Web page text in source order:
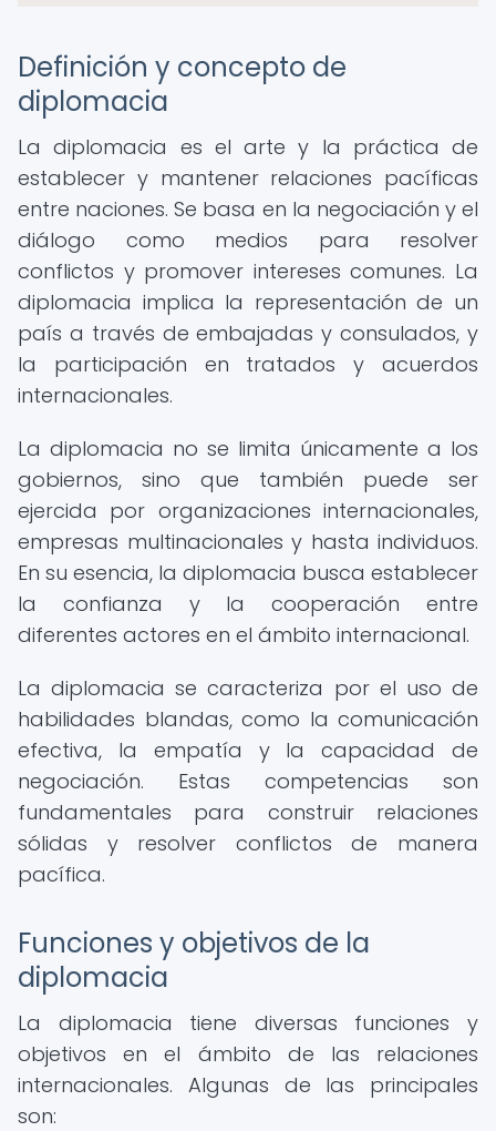
Definición y concepto de
diplomacia
La diplomacia es el arte y la práctica de
establecer y mantener relaciones pacíficas
entre naciones. Se basa en la negociación y el
diálogo como medios para resolver
conflictos y promover intereses comunes. La
diplomacia implica la representación de un
país a través de embajadas y consulados, y
la participación en tratados y acuerdos
internacionales.
La diplomacia no se limita únicamente a los
gobiernos, sino que también puede ser
ejercida por organizaciones internacionales,
empresas multinacionales y hasta individuos.
En su esencia, la diplomacia busca establecer
la confianza y la cooperación entre
diferentes actores en el ámbito internacional.
La diplomacia se caracteriza por el uso de
habilidades blandas, como la comunicación
efectiva, la empatía y la capacidad de
negociación. Estas competencias son
fundamentales para construir relaciones
sólidas y resolver conflictos de manera
pacífica.
Funciones y objetivos de la
diplomacia
La diplomacia tiene diversas funciones y
objetivos en el ámbito de las relaciones
internacionales. Algunas de las principales
son: